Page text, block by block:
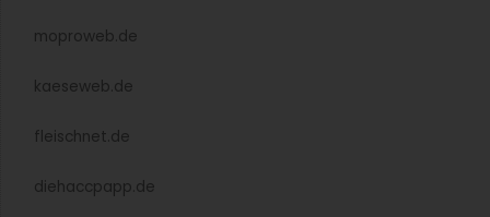
moproweb.de
kaeseweb.de
fleischnet.de
diehaccpapp.de